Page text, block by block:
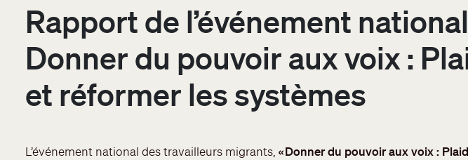
Rapport de l’événement
Donner du pouvoir aux voix :
et réformer les systèmes
L’événement national des travailleurs migrants, « Donner du pouvoir aux voix :